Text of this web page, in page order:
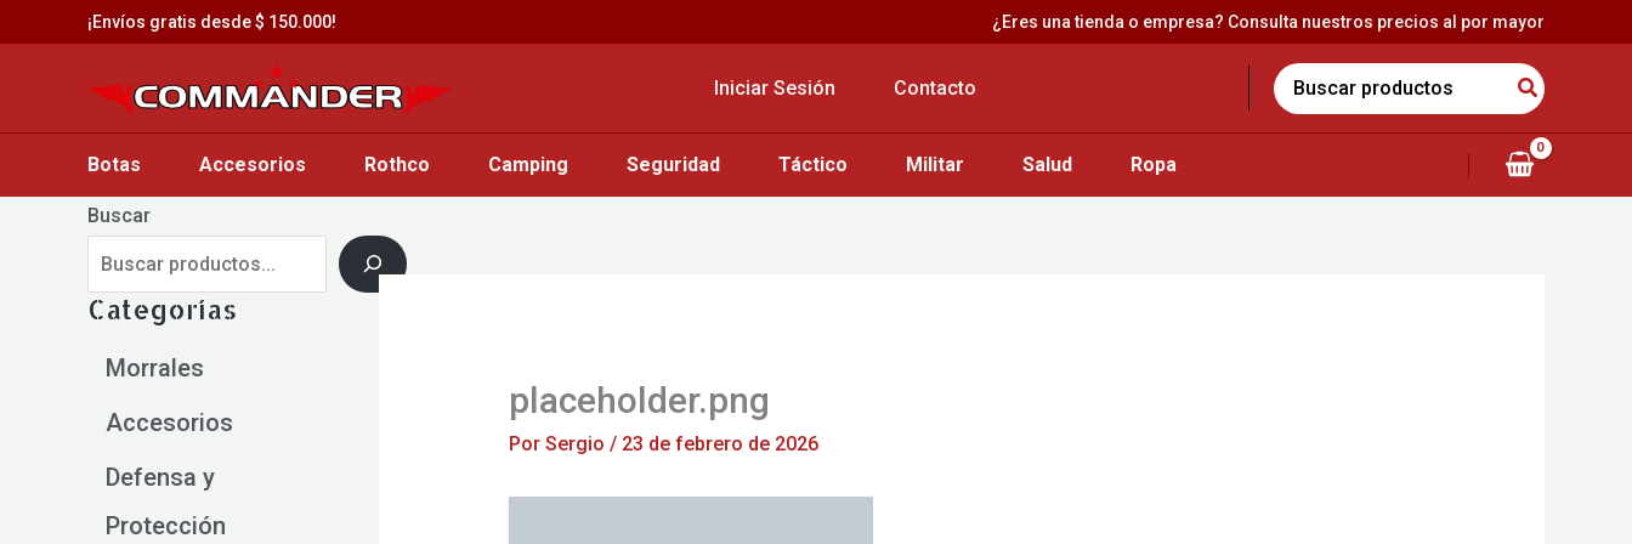
al
¡Envíos gratis desde $ 150.000! ¿Eres una tienda o empresa? Consulta nuestros precios al por mayor
Iniciar Sesión Contacto
Search
for:
Botas Accesorios Rothco Camping Seguridad Táctico Militar Salud Ropa
Buscar
Categorías
Morrales
Accesorios
Defensa y
Protección
placeholder.png
Por Sergio / 23 de febrero de 2026